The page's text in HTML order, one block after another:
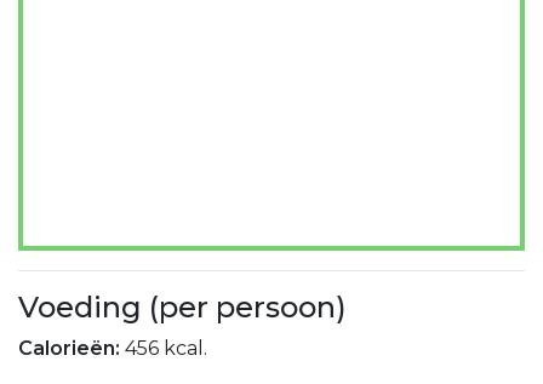
Voeding (per persoon)
Calorieën: 456 kcal.